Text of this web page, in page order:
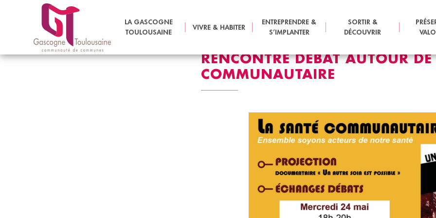
LA GASCOGNE
TOULOUSAINE
VIVRE & HABITER
ENTREPRENDRE &
S’IMPLANTER
SORTIR &
DÉCOUVRIR
AGENDA RENCONTRE DÉBAT AUTOUR DE LA SANTÉ COMMUNAUTAIRE
RENCONTRE DÉBAT AUTOUR
COMMUNAUTAIRE